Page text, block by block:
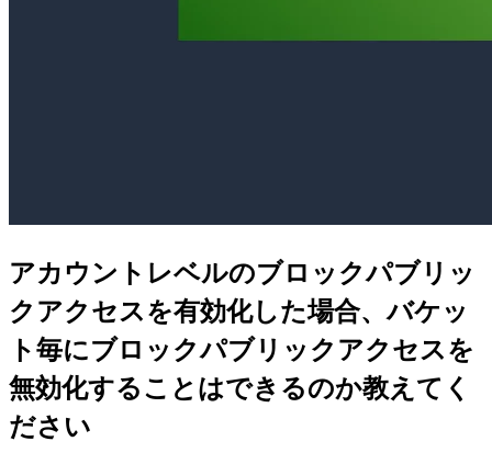
アカウントレベルのブロックパブリッ
クアクセスを有効化した場合、バケッ
ト毎にブロックパブリックアクセスを
無効化することはできるのか教えてく
ださい